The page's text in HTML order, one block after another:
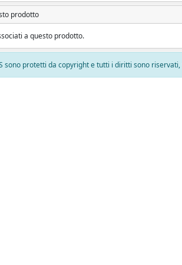
prodotto
a questo prodotto.
sono protetti da copyright e tutti i diritti sono